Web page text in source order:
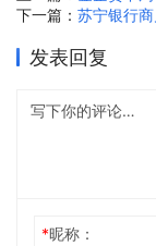
下一篇： 苏宁银行
发表回复
*昵称：